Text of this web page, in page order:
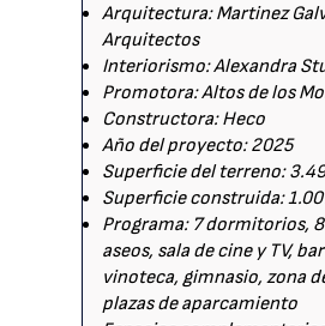
Arquitectura: Martinez
Arquitectos
Interiorismo: Alexandra
Promotora: Altos de los
Constructora: Heco
Año del proyecto: 2025
Superficie del terreno:
Superficie construida:
Programa: 7 dormitorios,
aseos, sala de cine y TV,
vinoteca, gimnasio, zona
plazas de aparcamiento